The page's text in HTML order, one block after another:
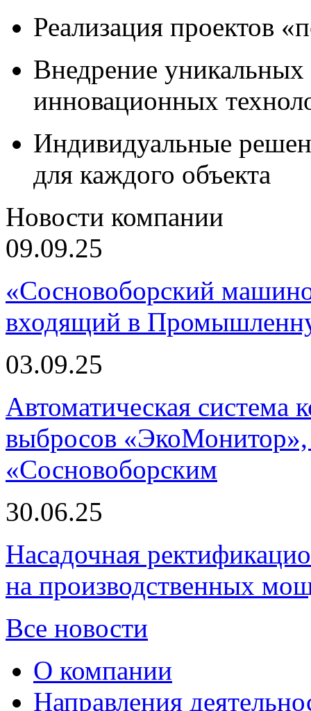
Реализация проектов
Внедрение уникальных
инновационных
Индивидуальные
для каждого объекта
Новости компании
09.09.25
«Сосновоборский
входящий в
03.09.25
Автоматическая
выбросов «ЭкоМонитор»,
«Сосновоборским
30.06.25
Насадочная
на производственных
Все новости
О компании
Направления